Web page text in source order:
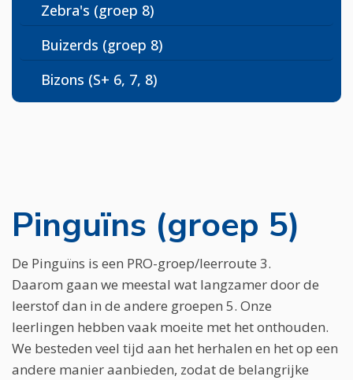
Zebra's (groep 8)
Buizerds (groep 8)
Bizons (S+ 6, 7, 8)
Pinguïns (groep 5)
De Pinguïns is een PRO-groep/leerroute 3.
Daarom gaan we meestal wat langzamer door de
leerstof dan in de andere groepen 5. Onze
leerlingen hebben vaak moeite met het onthouden.
We besteden veel tijd aan het herhalen en het op een
andere manier aanbieden, zodat de belangrijke